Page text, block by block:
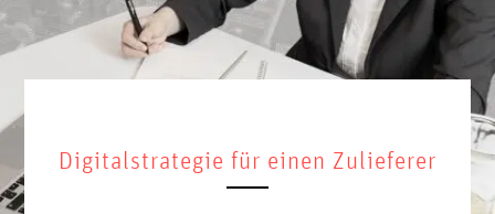
Digitalstrategie für einen Zulieferer